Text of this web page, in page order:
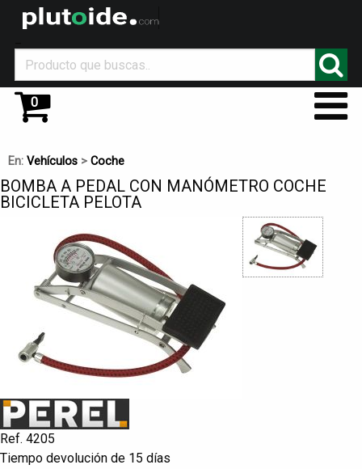
0
En: Vehículos > Coche
BOMBA A PEDAL CON MANÓMETRO COCHE
BICICLETA PELOTA
Ref. 4205
Tiempo devolución de 15 días